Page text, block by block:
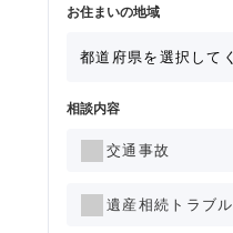
お住まいの地域
相談内容
交通事故
遺産相続トラブル